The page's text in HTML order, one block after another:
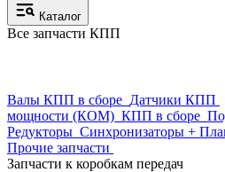
Каталог
Все запчасти КПП
Валы КПП в сборе Датчики КПП
мощности (КОМ) КПП в сборе
Редукторы Синхронизаторы +
Прочие запчасти
Запчасти к коробкам передач